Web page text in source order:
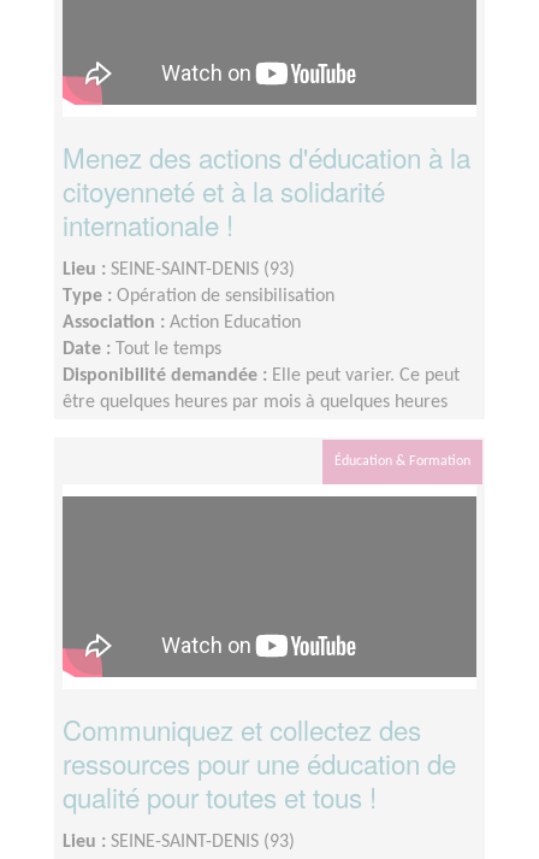
Menez des actions d'éducation à la
citoyenneté et à la solidarité
internationale !
Lieu : SEINE-SAINT-DENIS (93)
Type : Opération de sensibilisation
Association : Action Education
Date :
Tout le temps
Disponibilité demandée : Elle peut varier. Ce peut
être quelques heures par mois à quelques heures
Éducation & Formation
Communiquez et collectez des
ressources pour une éducation de
qualité pour toutes et tous !
Lieu : SEINE-SAINT-DENIS (93)